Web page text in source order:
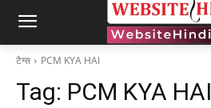
टैग्स PCM KYA HAI
Tag: PCM KYA HAI